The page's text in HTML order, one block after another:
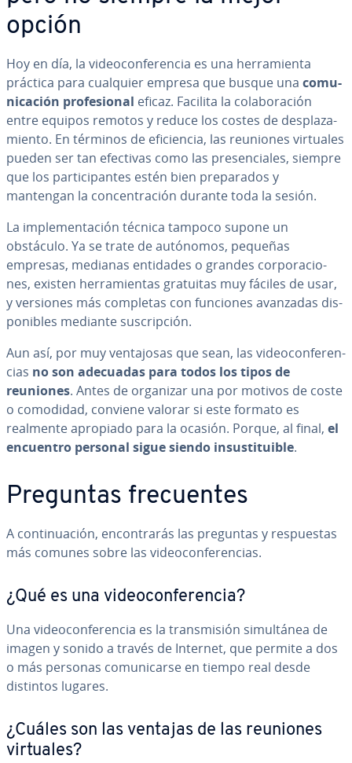
opción
Hoy en día, la vi­deo­co­n­fe­re­n­cia es una he­rra­mie­n­ta
práctica para cualquier empresa que busque una co­mu­
ni­ca­ción pro­fe­sio­nal eficaz. Facilita la co­la­bo­ra­ción
entre equipos remotos y reduce los costes de de­s­pla­za­
mie­n­to. En términos de efi­cie­n­cia, las reuniones virtuales
pueden ser tan efectivas como las pre­se­n­cia­les, siempre
que los pa­r­ti­ci­pa­n­tes estén bien pre­pa­ra­dos y
mantengan la co­n­ce­n­tra­ción durante toda la sesión.
La im­ple­me­n­ta­ción técnica tampoco supone un
obstáculo. Ya se trate de autónomos, pequeñas
empresas, medianas entidades o grandes co­r­po­ra­cio­
nes, existen he­rra­mie­n­tas gratuitas muy fáciles de usar,
y versiones más completas con funciones avanzadas di­s­
po­ni­bles mediante su­s­cri­p­ción.
Aun así, por muy ve­n­ta­jo­sas que sean, las vi­deo­co­n­fe­re­n­
cias no son adecuadas para todos los tipos de
reuniones. Antes de organizar una por motivos de coste
o comodidad, conviene valorar si este formato es
realmente apropiado para la ocasión. Porque, al final, el
encuentro personal sigue siendo in­su­s­ti­tui­ble.
Preguntas fre­cue­n­tes
A co­n­ti­nua­ción, en­co­n­tra­rás las preguntas y re­s­pue­s­tas
más comunes sobre las vi­deo­co­n­fe­re­n­cias.
¿Qué es una vi­deo­co­n­fe­re­n­cia?
Una vi­deo­co­n­fe­re­n­cia es la tra­n­s­mi­sión si­mu­l­tá­nea de
imagen y sonido a través de Internet, que permite a dos
o más personas co­mu­ni­car­se en tiempo real desde
distintos lugares.
¿Cuáles son las ventajas de las reuniones
virtuales?